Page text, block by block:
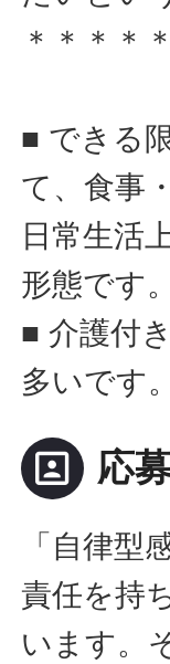
＊＊＊＊
■ できる
て、食事
日常生活
形態です。
■ 介護付
多いです。
portrait 応
「自律型
責任を持
います。